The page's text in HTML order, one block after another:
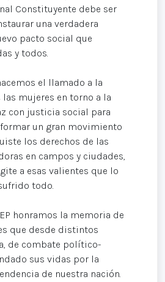
Constituyente debe ser
una verdadera
pacto social que
y todos.
el llamado a la
mujeres en torno a la
con justicia social para
un gran movimiento
los derechos de las
en campos y ciudades,
a esas valientes que lo
todo.
honramos la memoria de
que desde distintos
de combate político-
sus vidas por la
de nuestra nación.